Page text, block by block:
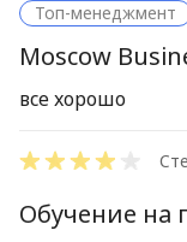
Топ-менеджмент
Moscow
все хорошо
Обучение на